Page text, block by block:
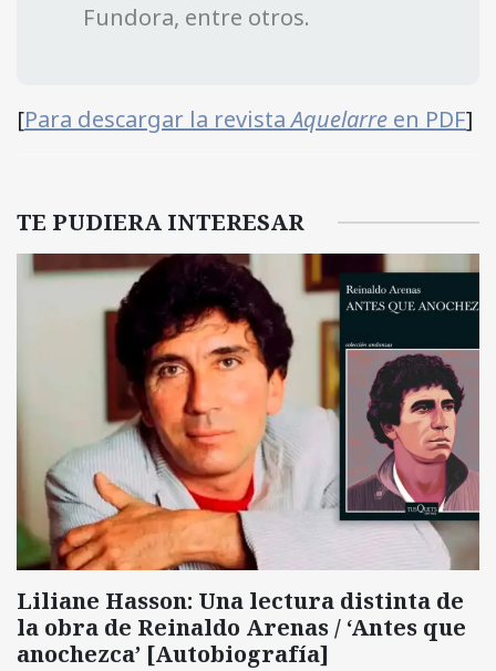
Fundora, entre otros.
[Para descargar la revistaAquelarre en PDF]
TE PUDIERA INTERESAR
Liliane Hasson: Una lectura distinta de
la obra de Reinaldo Arenas / ‘Antes que
anochezca’ [Autobiografía]